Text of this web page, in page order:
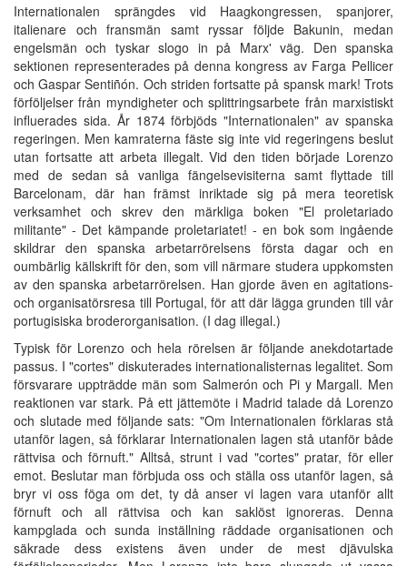
Internationalen sprängdes vid Haagkongressen, spanjorer,
italienare och fransmän samt ryssar följde Bakunin, medan
engelsmän och tyskar slogo in på Marx' väg. Den spanska
sektionen representerades på denna kongress av Farga Pellicer
och Gaspar Sentiñón. Och striden fortsatte på spansk mark! Trots
förföljelser från myndigheter och splittringsarbete från marxistiskt
influerades sida. År 1874 förbjöds "Internationalen" av spanska
regeringen. Men kamraterna fäste sig inte vid regeringens beslut
utan fortsatte att arbeta illegalt. Vid den tiden började Lorenzo
med de sedan så vanliga fängelsevisiterna samt flyttade till
Barcelonam, där han främst inriktade sig på mera teoretisk
verksamhet och skrev den märkliga boken "El proletariado
militante" - Det kämpande proletariatet! - en bok som ingående
skildrar den spanska arbetarrörelsens första dagar och en
oumbärlig källskrift för den, som vill närmare studera uppkomsten
av den spanska arbetarrörelsen. Han gjorde även en agitations-
och organisatörsresa till Portugal, för att där lägga grunden till vår
portugisiska broderorganisation. (I dag illegal.)
Typisk för Lorenzo och hela rörelsen är följande anekdotartade
passus. I "cortes" diskuterades internationalisternas legalitet. Som
försvarare uppträdde män som Salmerón och Pi y Margall. Men
reaktionen var stark. På ett jättemöte i Madrid talade då Lorenzo
och slutade med följande sats: "Om Internationalen förklaras stå
utanför lagen, så förklarar Internationalen lagen stå utanför både
rättvisa och förnuft." Alltså, strunt i vad "cortes" pratar, för eller
emot. Beslutar man förbjuda oss och ställa oss utanför lagen, så
bryr vi oss föga om det, ty då anser vi lagen vara utanför allt
förnuft och all rättvisa och kan saklöst ignoreras. Denna
kampglada och sunda inställning räddade organisationen och
säkrade dess existens även under de mest djävulska